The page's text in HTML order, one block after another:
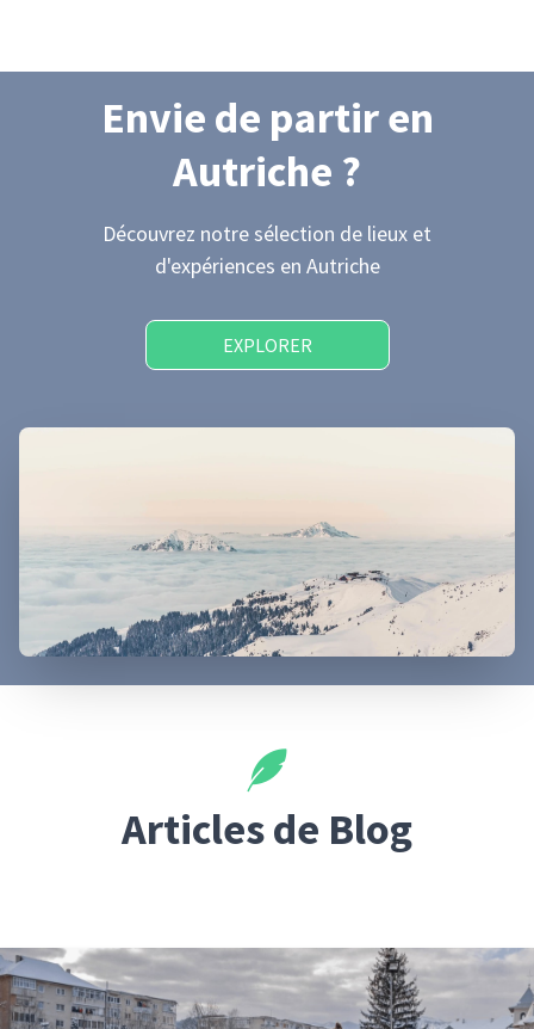
Envie de partiren
Autriche ?
Découvrez notre sélection de lieux et
d'expériences en Autriche
EXPLORER
Articles de Blog